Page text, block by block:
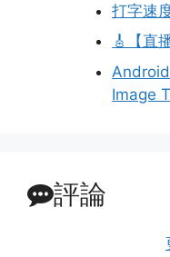
打字速
🎸【直
Android
Image
評論